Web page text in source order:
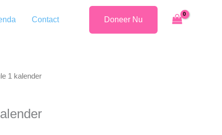
Contact Doneer Nu
1 kalender